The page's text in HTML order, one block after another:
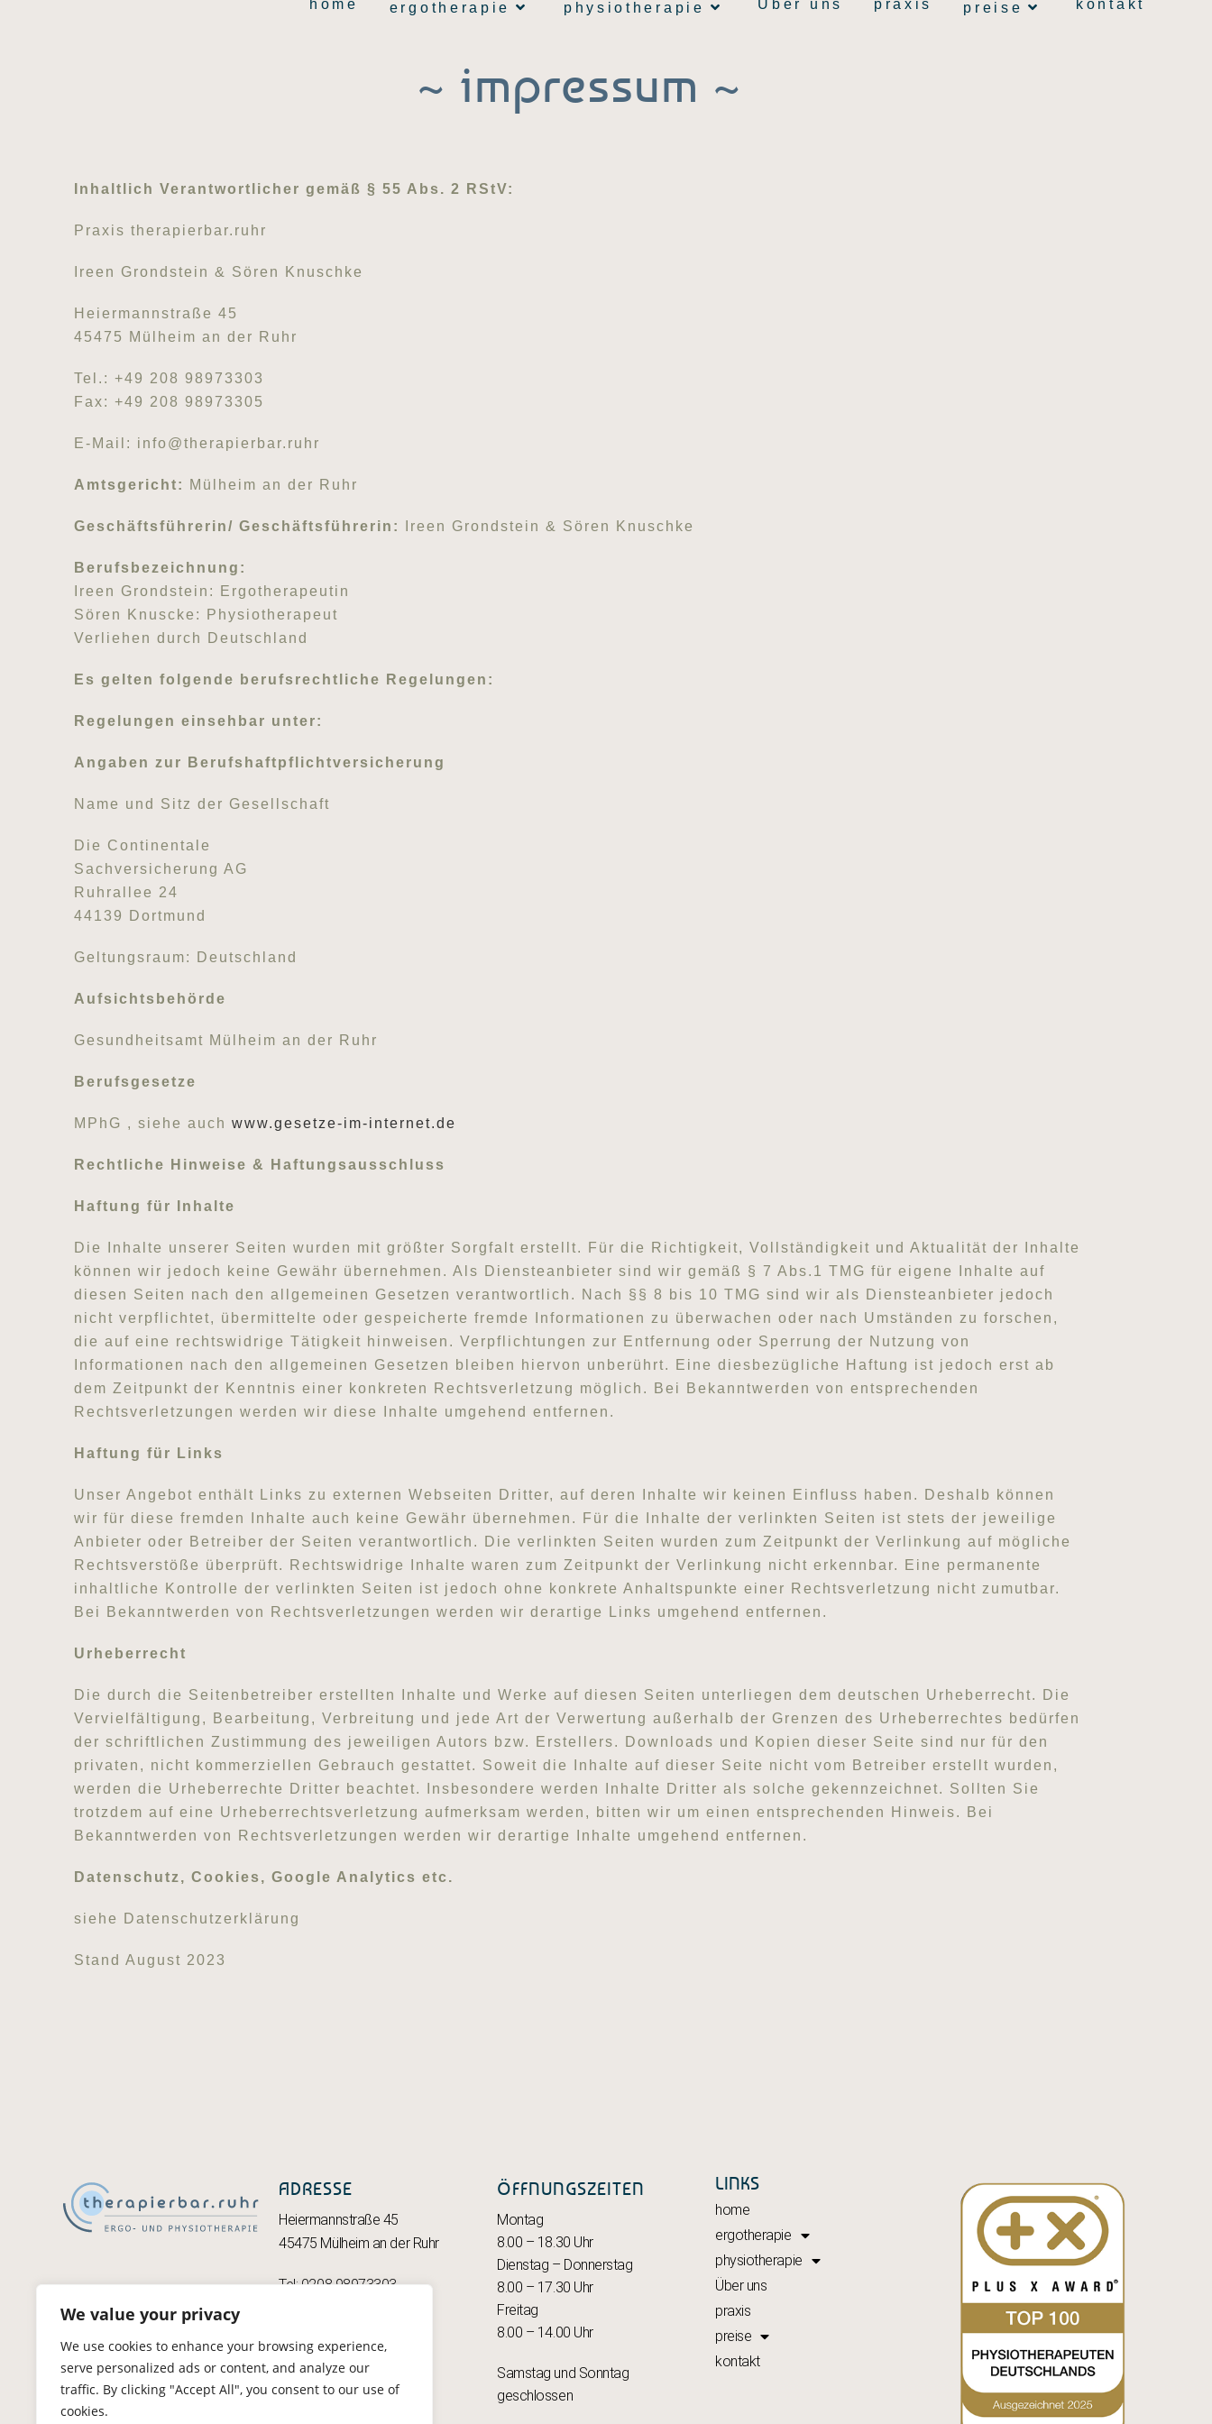
We value your privacy
We use cookies to enhance your browsing experience,
serve personalized ads or content, and analyze our
traffic. By clicking "Accept All", you consent to our use of
cookies.
home ergotherapie physiotherapie Über uns praxis preise kontakt
~ impressum ~
Inhaltlich Verantwortlicher gemäß § 55 Abs. 2 RStV:
Praxis therapierbar.ruhr
Ireen Grondstein & Sören Knuschke
Heiermannstraße 45
45475 Mülheim an der Ruhr
Tel.: +49 208 98973303
Fax: +49 208 98973305
E-Mail: info@therapierbar.ruhr
Amtsgericht: Mülheim an der Ruhr
Geschäftsführerin/ Geschäftsführerin: Ireen Grondstein & Sören Knuschke
Berufsbezeichnung:
Ireen Grondstein: Ergotherapeutin
Sören Knuscke: Physiotherapeut
Verliehen durch Deutschland
Es gelten folgende berufsrechtliche Regelungen:
Regelungen einsehbar unter:
Angaben zur Berufshaftpflichtversicherung
Name und Sitz der Gesellschaft
Die Continentale
Sachversicherung AG
Ruhrallee 24
44139 Dortmund
Geltungsraum: Deutschland
Aufsichtsbehörde
Gesundheitsamt Mülheim an der Ruhr
Berufsgesetze
MPhG , siehe auch www.gesetze-im-internet.de
Rechtliche Hinweise & Haftungsausschluss
Haftung für Inhalte
Die Inhalte unserer Seiten wurden mit größter Sorgfalt erstellt. Für die Richtigkeit, Vollständigkeit und Aktualität der Inhalte
können wir jedoch keine Gewähr übernehmen. Als Diensteanbieter sind wir gemäß § 7 Abs.1 TMG für eigene Inhalte auf
diesen Seiten nach den allgemeinen Gesetzen verantwortlich. Nach §§ 8 bis 10 TMG sind wir als Diensteanbieter jedoch
nicht verpflichtet, übermittelte oder gespeicherte fremde Informationen zu überwachen oder nach Umständen zu forschen,
die auf eine rechtswidrige Tätigkeit hinweisen. Verpflichtungen zur Entfernung oder Sperrung der Nutzung von
Informationen nach den allgemeinen Gesetzen bleiben hiervon unberührt. Eine diesbezügliche Haftung ist jedoch erst ab
dem Zeitpunkt der Kenntnis einer konkreten Rechtsverletzung möglich. Bei Bekanntwerden von entsprechenden
Rechtsverletzungen werden wir diese Inhalte umgehend entfernen.
Haftung für Links
Unser Angebot enthält Links zu externen Webseiten Dritter, auf deren Inhalte wir keinen Einfluss haben. Deshalb können
wir für diese fremden Inhalte auch keine Gewähr übernehmen. Für die Inhalte der verlinkten Seiten ist stets der jeweilige
Anbieter oder Betreiber der Seiten verantwortlich. Die verlinkten Seiten wurden zum Zeitpunkt der Verlinkung auf mögliche
Rechtsverstöße überprüft. Rechtswidrige Inhalte waren zum Zeitpunkt der Verlinkung nicht erkennbar. Eine permanente
inhaltliche Kontrolle der verlinkten Seiten ist jedoch ohne konkrete Anhaltspunkte einer Rechtsverletzung nicht zumutbar.
Bei Bekanntwerden von Rechtsverletzungen werden wir derartige Links umgehend entfernen.
Urheberrecht
Die durch die Seitenbetreiber erstellten Inhalte und Werke auf diesen Seiten unterliegen dem deutschen Urheberrecht. Die
Vervielfältigung, Bearbeitung, Verbreitung und jede Art der Verwertung außerhalb der Grenzen des Urheberrechtes bedürfen
der schriftlichen Zustimmung des jeweiligen Autors bzw. Erstellers. Downloads und Kopien dieser Seite sind nur für den
privaten, nicht kommerziellen Gebrauch gestattet. Soweit die Inhalte auf dieser Seite nicht vom Betreiber erstellt wurden,
werden die Urheberrechte Dritter beachtet. Insbesondere werden Inhalte Dritter als solche gekennzeichnet. Sollten Sie
trotzdem auf eine Urheberrechtsverletzung aufmerksam werden, bitten wir um einen entsprechenden Hinweis. Bei
Bekanntwerden von Rechtsverletzungen werden wir derartige Inhalte umgehend entfernen.
Datenschutz, Cookies, Google Analytics etc.
siehe Datenschutzerklärung
Stand August 2023
ADRESSE
Heiermannstraße 45
45475 Mülheim an der Ruhr
Tel: 0208 98973303
datenschutz
ÖFFNUNGSZEITEN
Montag
8.00 – 18.30 Uhr
Dienstag – Donnerstag
8.00 – 17.30 Uhr
Freitag
8.00 – 14.00 Uhr
Samstag und Sonntag
geschlossen
LINKS
home
ergotherapie
physiotherapie
Über uns
praxis
preise
kontakt